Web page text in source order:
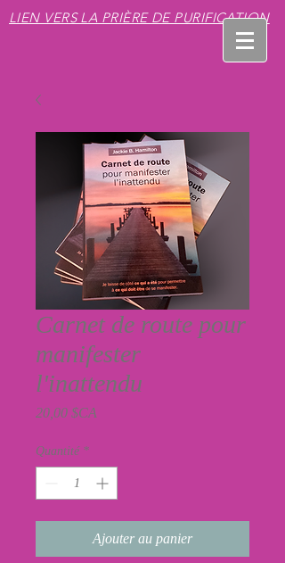
LIEN VERS LA PRIÈRE DE PURIFICATION
Carnet de route pour
manifester
l'inattendu
20,00 $CA
Quantité *
Ajouter au panier